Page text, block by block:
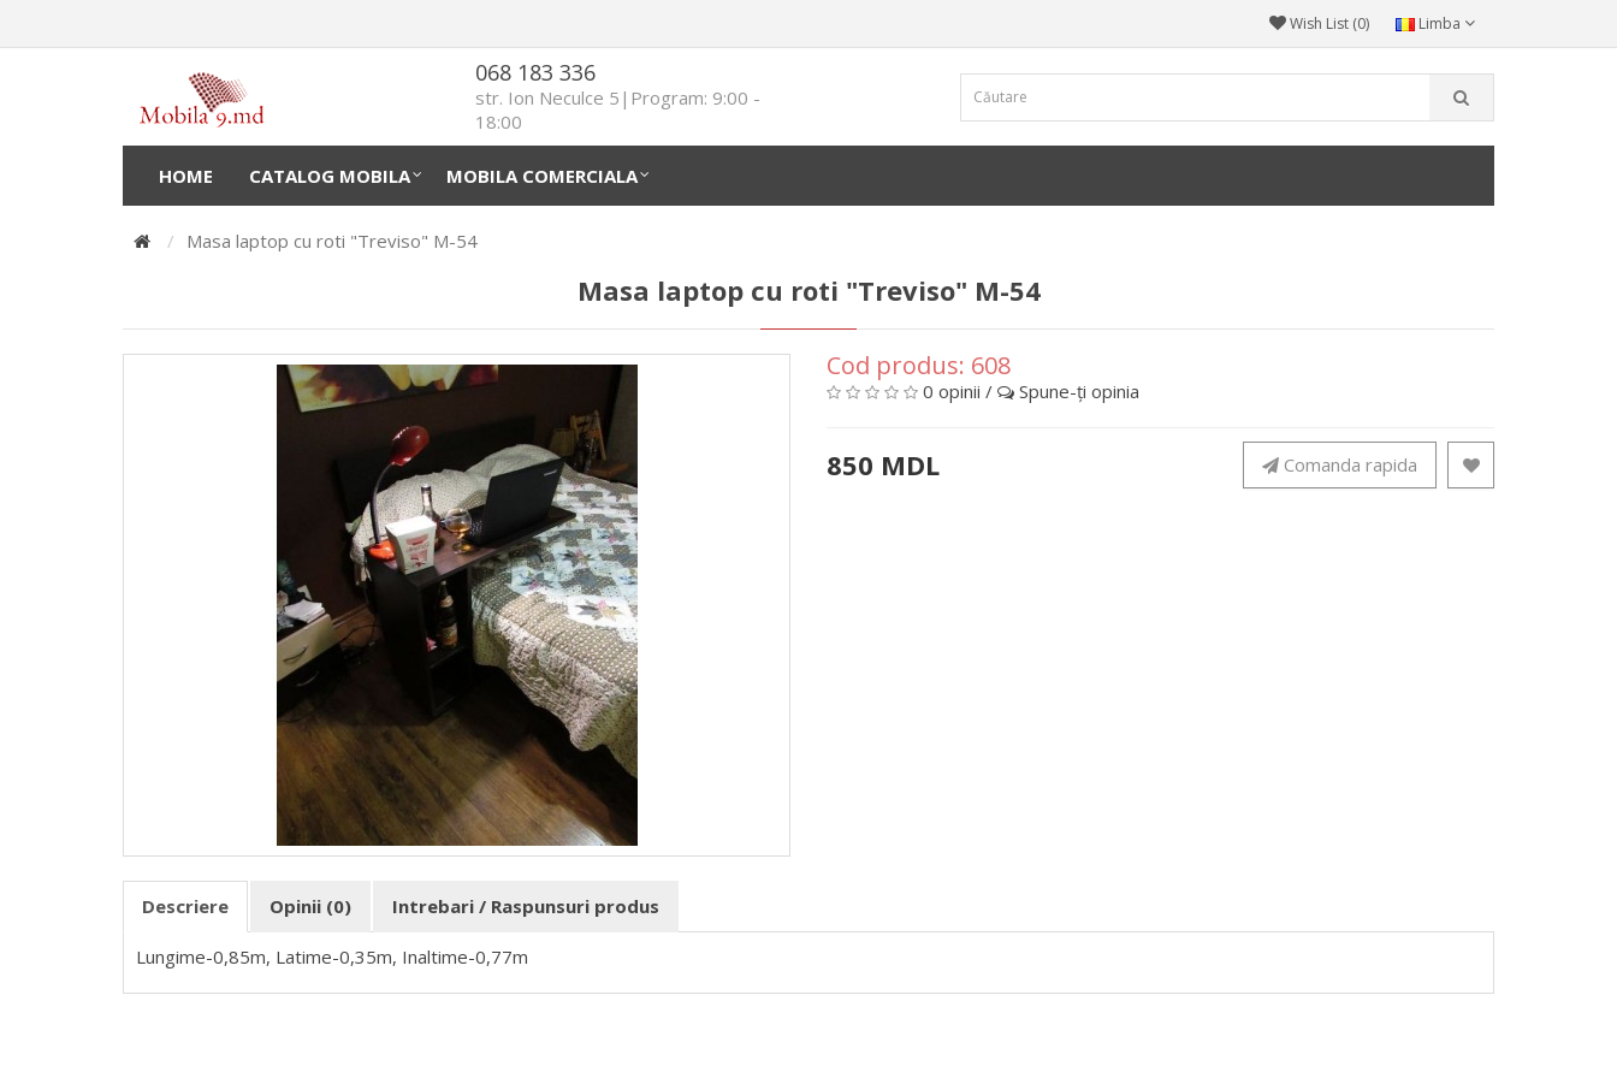
Limba
Wish List (0)
068 183 336
str. Ion Neculce 5|Program: 9:00 -
18:00
HOME CATALOG MOBILA MOBILA COMERCIALA
Masa laptop cu roti "Treviso" M-54
Masa laptop cu roti "Treviso" M-54
Cod produs: 608
0 opinii / Spune-ţi opinia
850 MDL Comanda rapida
Descriere Opinii (0) Intrebari / Raspunsuri produs
Lungime-0,85m, Latime-0,35m, Inaltime-0,77m